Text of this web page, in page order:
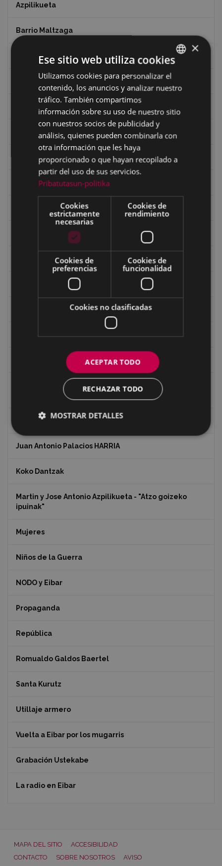
Azpilikueta
Barrio Maltzaga
Centro de Interpretación de la Guerra Civil
Ciclismo
Dibujos de Julen Zabaleta
Eibar desde el aire
Eibartarren ahotan
Fondo Bolumburu
Fondo Carlos Narbaiza
Iglesia de Azitain
Ignacio Zuloaga (1870-2020)
Ignacio Zuloaga, cuadros del autor en las tiendas de
Indalecio Ojanguren Diputación de Gipuzkoa
Juan Antonio Palacios HARRIA
Koko Dantzak
Martin y Jose Antonio Azpilikueta - "Atzo goizeko
ipuinak"
Mujeres
Niños de la Guerra
NODO y Eibar
Propaganda
República
Romualdo Galdos Baertel
Santa Kurutz
Utillaje armero
Vuelta a Eibar por los mugarris
Grabación Ustekabe
La radio en Eibar
MAPA DEL SITIO
ACCESIBILIDAD
CONTACTO
SOBRE NOSOTROS AVISO
BASQUE
SPANISH
×
Ese sitio web utiliza cookies
Utilizamos cookies para personalizar el
contenido, los anuncios y analizar nuestro
tráfico. También compartimos
información sobre su uso de nuestro sitio
con nuestros socios de publicidad y
análisis, quienes pueden combinarla con
otra información que les haya
proporcionado o que hayan recopilado a
partir del uso de sus servicios.
Pribatutasun-politika
Cookies
estrictamente
necesarias
Cookies de
rendimiento
Cookies de
preferencias
Cookies de
funcionalidad
Cookies no clasificadas
ACEPTAR TODO
RECHAZAR TODO
MOSTRAR DETALLES